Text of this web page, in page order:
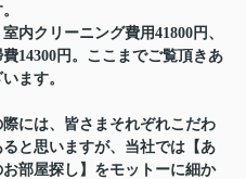
内クリーニング費用41800円、
14300円。ここまでご覧頂きあ
ます。
には、皆さまそれぞれこだわ
ると思いますが、当社では【あ
部屋探し】をモットーに細か